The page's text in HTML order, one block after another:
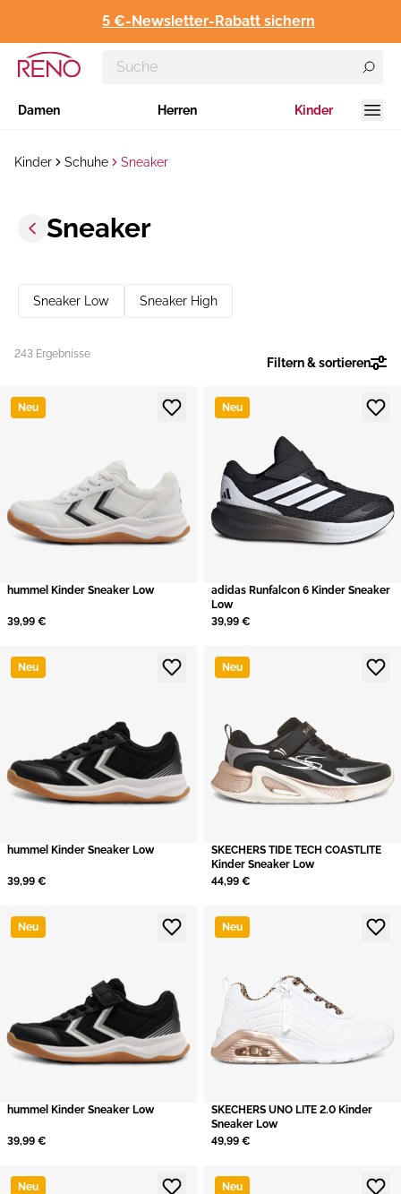
5 €-Newsletter-Rabatt sichern
Damen Herren Kinder
Kinder Schuhe Sneaker
Sneaker
Sneaker Low Sneaker High
Filtern & sortieren
243 Ergebnisse
Neu
hummel Kinder Sneaker Low
39,99 €
Neu
adidas Runfalcon 6 Kinder Sneaker
Low
39,99 €
Neu
hummel Kinder Sneaker Low
39,99 €
Neu
SKECHERS TIDE TECH COASTLITE
Kinder Sneaker Low
44,99 €
Neu
hummel Kinder Sneaker Low
39,99 €
Neu
SKECHERS UNO LITE 2.0 Kinder
Sneaker Low
49,99 €
Neu Neu